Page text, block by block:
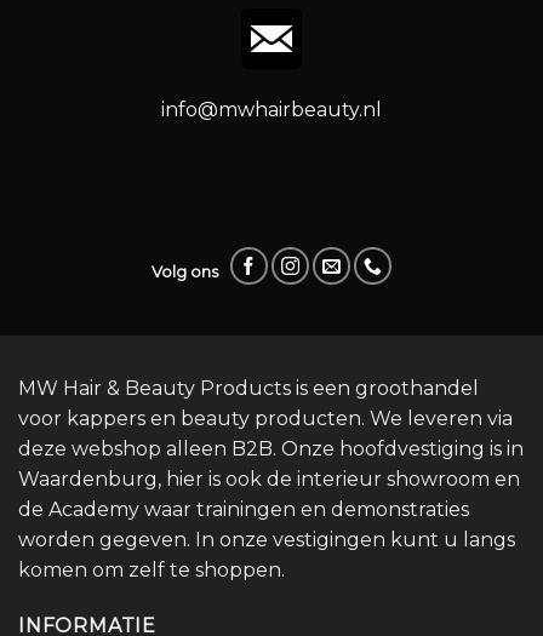
info@mwhairbeauty.nl
Volg ons
MW Hair & Beauty Products is een groothandel
voor kappers en beauty producten. We leveren via
deze webshop alleen B2B. Onze hoofdvestiging is in
Waardenburg, hier is ook de interieur showroom en
de Academy waar trainingen en demonstraties
worden gegeven. In onze vestigingen kunt u langs
komen om zelf te shoppen.
INFORMATIE